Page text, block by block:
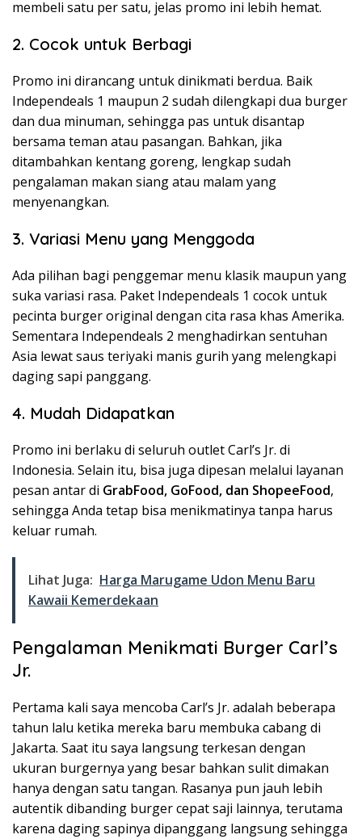
membeli satu per satu, jelas promo ini lebih hemat.
2. Cocok untuk Berbagi
Promo ini dirancang untuk dinikmati berdua. Baik
Independeals 1 maupun 2 sudah dilengkapi dua burger
dan dua minuman, sehingga pas untuk disantap
bersama teman atau pasangan. Bahkan, jika
ditambahkan kentang goreng, lengkap sudah
pengalaman makan siang atau malam yang
menyenangkan.
3. Variasi Menu yang Menggoda
Ada pilihan bagi penggemar menu klasik maupun yang
suka variasi rasa. Paket Independeals 1 cocok untuk
pecinta burger original dengan cita rasa khas Amerika.
Sementara Independeals 2 menghadirkan sentuhan
Asia lewat saus teriyaki manis gurih yang melengkapi
daging sapi panggang.
4. Mudah Didapatkan
Promo ini berlaku di seluruh outlet Carl’s Jr. di
Indonesia. Selain itu, bisa juga dipesan melalui layanan
pesan antar di GrabFood, GoFood, dan ShopeeFood,
sehingga Anda tetap bisa menikmatinya tanpa harus
keluar rumah.
Lihat Juga: Harga Marugame Udon Menu Baru
Kawaii Kemerdekaan
Pengalaman Menikmati Burger Carl’s
Jr.
Pertama kali saya mencoba Carl’s Jr. adalah beberapa
tahun lalu ketika mereka baru membuka cabang di
Jakarta. Saat itu saya langsung terkesan dengan
ukuran burgernya yang besar bahkan sulit dimakan
hanya dengan satu tangan. Rasanya pun jauh lebih
autentik dibanding burger cepat saji lainnya, terutama
karena daging sapinya dipanggang langsung sehingga